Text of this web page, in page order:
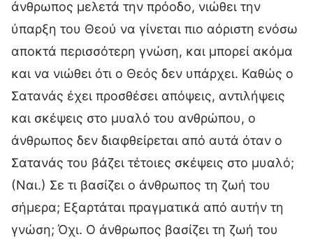
άνθρωπος μελετά την πρόοδο, νιώθει την
ύπαρξη του Θεού να γίνεται πιο αόριστη ενόσω
αποκτά περισσότερη γνώση, και μπορεί ακόμα
και να νιώθει ότι ο Θεός δεν υπάρχει. Καθώς ο
Σατανάς έχει προσθέσει απόψεις, αντιλήψεις
και σκέψεις στο μυαλό του ανθρώπου, ο
άνθρωπος δεν διαφθείρεται από αυτά όταν ο
Σατανάς του βάζει τέτοιες σκέψεις στο μυαλό;
(Ναι.) Σε τι βασίζει ο άνθρωπος τη ζωή του
σήμερα; Εξαρτάται πραγματικά από αυτήν τη
γνώση; Όχι. Ο άνθρωπος βασίζει τη ζωή του